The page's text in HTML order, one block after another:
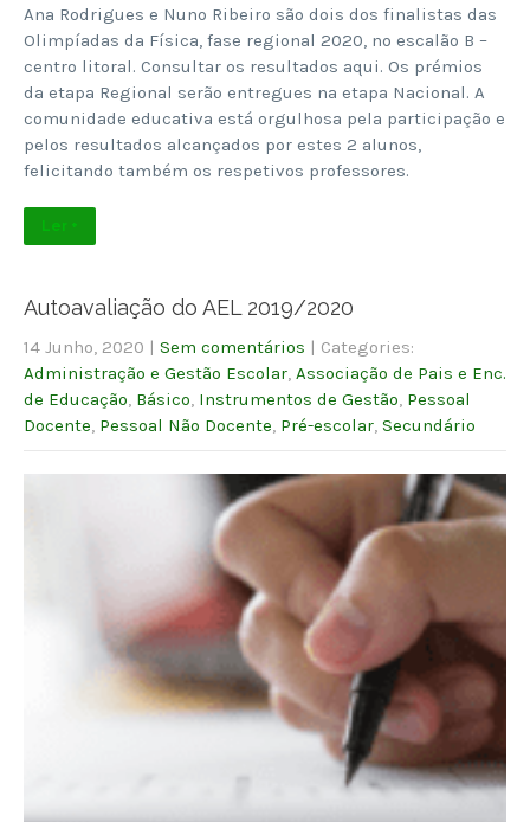
Ana Rodrigues e Nuno Ribeiro são dois dos finalistas das
Olimpíadas da Física, fase regional 2020, no escalão B –
centro litoral. Consultar os resultados aqui. Os prémios
da etapa Regional serão entregues na etapa Nacional. A
comunidade educativa está orgulhosa pela participação e
pelos resultados alcançados por estes 2 alunos,
felicitando também os respetivos professores.
Ler +
Autoavaliação do AEL 2019/2020
14 Junho, 2020 | Sem comentários | Categories:
Administração e Gestão Escolar Associação de Pais e Enc.
de Educação Básico Instrumentos de Gestão Pessoal
Docente Pessoal Não Docente Pré-escolar Secundário